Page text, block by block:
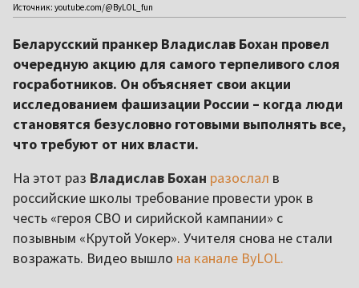
Источник: youtube.com/@ByLOL_fun
Беларусский пранкер Владислав Бохан провел
очередную акцию для самого терпеливого слоя
госработников. Он объясняет свои акции
исследованием фашизации России – когда люди
становятся безусловно готовыми выполнять все,
что требуют от них власти.
На этот раз Владислав Бохан разослал в
российские школы требование провести урок в
честь «героя СВО и сирийской кампании» с
позывным «Крутой Уокер». Учителя снова не стали
возражать. Видео вышло на канале ByLOL.